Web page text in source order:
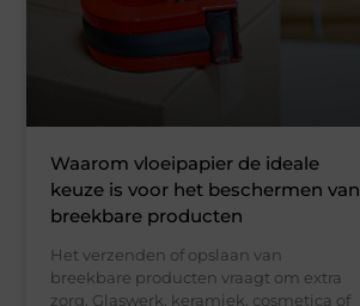
Waarom vloeipapier de ideale
keuze is voor het beschermen van
breekbare producten
Het verzenden of opslaan van
breekbare producten vraagt om extra
zorg. Glaswerk, keramiek, cosmetica of